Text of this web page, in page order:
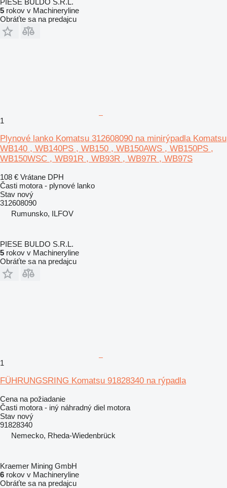
5 rokov v Machineryline
Obráťte sa na predajcu
1
Plynové lanko Komatsu 312608090 na minirýpadla Komatsu
WB140 , WB140PS , WB150 , WB150AWS , WB150PS ,
WB150WSC , WB91R , WB93R , WB97R , WB97S
108 € Vrátane DPH
Časti motora - plynové lanko
Stav nový
312608090
Rumunsko, ILFOV
PIESE BULDO S.R.L.
5 rokov v Machineryline
Obráťte sa na predajcu
1
FÜHRUNGSRING Komatsu 91828340 na rýpadla
Cena na požiadanie
Časti motora - iný náhradný diel motora
Stav nový
91828340
Nemecko, Rheda-Wiedenbrück
Kraemer Mining GmbH
6 rokov v Machineryline
Obráťte sa na predajcu